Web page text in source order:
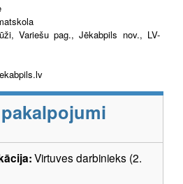
Variešu pag., Jēkabpils nov., LV-
Virtuves darbinieks (2.